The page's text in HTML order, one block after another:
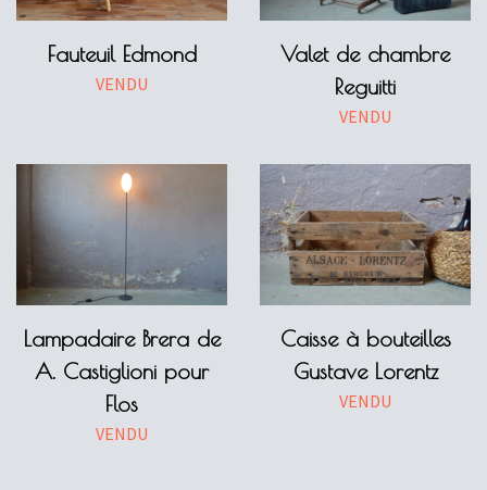
Fauteuil Edmond
VENDU
Valet de chambre
Reguitti
VENDU
Lampadaire Brera de
A. Castiglioni pour
Flos
VENDU
Caisse à bouteilles
Gustave Lorentz
VENDU